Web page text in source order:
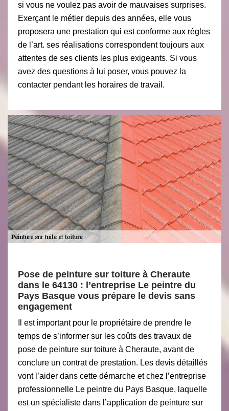
si vous ne voulez pas avoir de mauvaises surprises.
Exerçant le métier depuis des années, elle vous
proposera une prestation qui est conforme aux règles
de l’art. ses réalisations correspondent toujours aux
attentes de ses clients les plus exigeants. Si vous
avez des questions à lui poser, vous pouvez la
contacter pendant les horaires de travail.
Pose de peinture sur toiture à Cheraute
dans le 64130 : l’entreprise Le peintre du
Pays Basque vous prépare le devis sans
engagement
Il est important pour le propriétaire de prendre le
temps de s’informer sur les coûts des travaux de
pose de peinture sur toiture à Cheraute, avant de
conclure un contrat de prestation. Les devis détaillés
vont l’aider dans cette démarche et chez l’entreprise
professionnelle Le peintre du Pays Basque, laquelle
est un spécialiste dans l’application de peinture sur